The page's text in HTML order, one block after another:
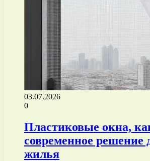
03.07.2026
0
Пластиковые окна,
современное решение
жилья